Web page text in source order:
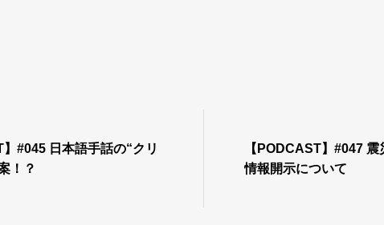
】#045 日本語手話の“クリ
！？
【PODCAST】#047
情報開示について